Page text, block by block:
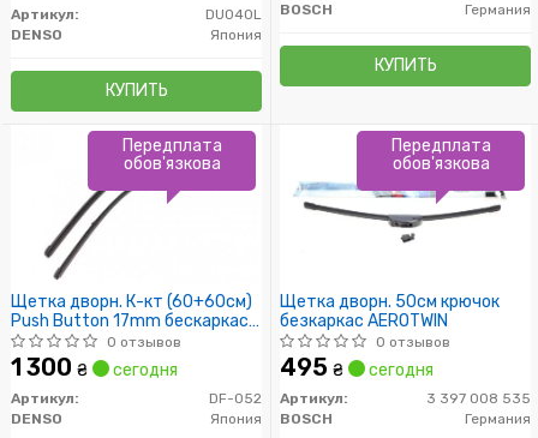
Артикул:
DU040L
DENSO
Япония
КУПИТЬ
BOSCH
Германия
КУПИТЬ
Щетка дворн. К-кт (60+60см)
Push Button 17mm бескаркас
AMAROK/TRANSPORTER 03-
0 отзывов
1 300 ₴ сегодня
Артикул:
DF-052
DENSO
Япония
Передплата
обов'язкова
Щетка дворн. 50см крючок
безкаркас AEROTWIN
0 отзывов
495 ₴ сегодня
Артикул:
3 397 008 535
BOSCH
Германия
Передплата
обов'язкова